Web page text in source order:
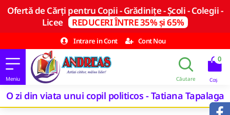
Ofertă de Cărți pentru Copii - Grădinițe - Școli - Colegii -
Licee REDUCERI ÎNTRE 35% și 65%
Intrare in Cont
Cont Nou
0
O zi din viata unui copil politicos - Tatiana Tapalaga